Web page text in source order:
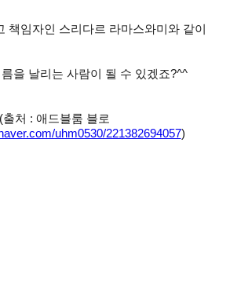
책임자인 스리다르 라마스와미와 같이
름을 날리는 사람이 될 수 있겠죠?^^
(출처 : 애드블룸 블로
uhm0530/221382694057)